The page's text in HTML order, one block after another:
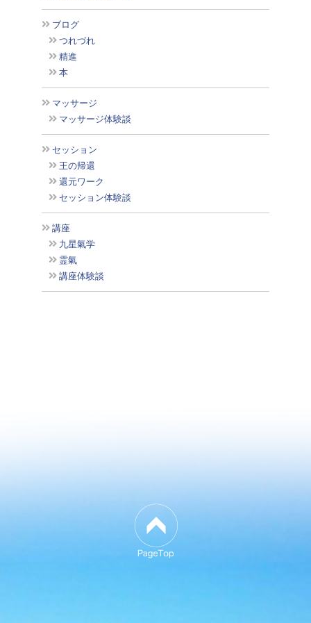
ブログ
つれづれ
精進
本
マッサージ
マッサージ体験談
セッション
王の帰還
還元ワーク
セッション体験談
講座
九星氣学
霊氣
講座体験談